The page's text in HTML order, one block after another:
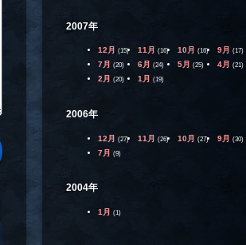
2007年
12月 (15) 11月 (16) 10月 (16) 9月 (17)
7月 (20) 6月 (24) 5月 (25) 4月 (21)
2月 (20) 1月 (19)
2006年
12月 (27) 11月 (26) 10月 (27) 9月 (30)
7月 (9)
2004年
1月 (1)